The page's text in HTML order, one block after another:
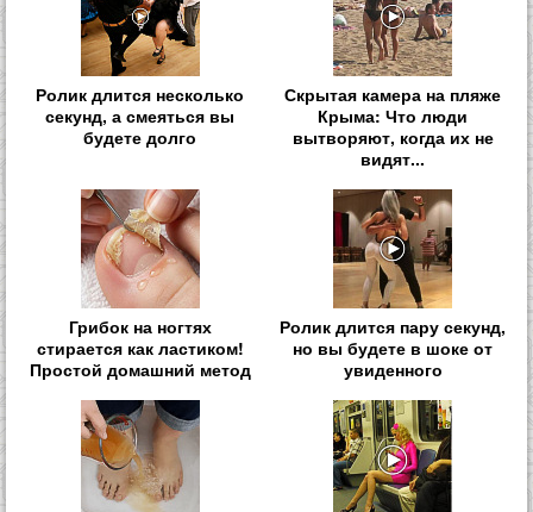
Ролик длится несколько
секунд, а смеяться вы
будете долго
Скрытая камера на пляже
Крыма: Что люди
вытворяют, когда их не
видят...
Грибок на ногтях
стирается как ластиком!
Простой домашний метод
Ролик длится пару секунд,
но вы будете в шоке от
увиденного